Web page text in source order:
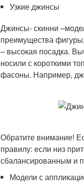
Узкие джинсы
Джинсы- скинни
преимущества
– высокая посадка.
носили с короткими
фасоны. Например,
Обратите внимание!
правилу: если низ
сбалансированным и
Модели с